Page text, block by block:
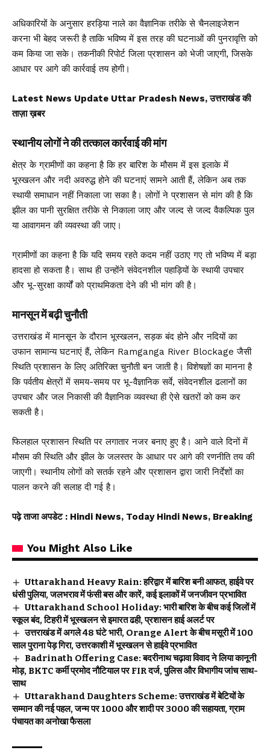
अधिकारियों के अनुसार हरड़िया नाले का वैज्ञानिक तरीके से चैनलाइजेशन
करना भी बेहद जरूरी है ताकि भविष्य में इस तरह की घटनाओं की पुनरावृत्ति को
कम किया जा सके। तकनीकी रिपोर्ट जिला प्रशासन को भेजी जाएगी, जिसके
आधार पर आगे की कार्रवाई तय होगी।
Latest News Update Uttar Pradesh News, उत्तराखंड की
ताज़ा ख़बर
स्थानीय लोगों ने की तत्काल कार्रवाई की मांग
क्षेत्र के ग्रामीणों का कहना है कि हर बारिश के मौसम में इस इलाके में
भूस्खलन और नदी अवरुद्ध होने की घटनाएं सामने आती हैं, लेकिन अब तक
स्थायी समाधान नहीं निकाला जा सका है। लोगों ने प्रशासन से मांग की है कि
झील का पानी सुरक्षित तरीके से निकाला जाए और जल्द से जल्द वैकल्पिक पुल
या आवागमन की व्यवस्था की जाए।
ग्रामीणों का कहना है कि यदि समय रहते कदम नहीं उठाए गए तो भविष्य में बड़ा
हादसा हो सकता है। साथ ही उन्होंने संवेदनशील पहाड़ियों के स्थायी उपचार
और भू-सुरक्षा कार्यों को प्राथमिकता देने की भी मांग की है।
मानसून में बढ़ी चुनौती
उत्तराखंड में मानसून के दौरान भूस्खलन, सड़क बंद होने और नदियों का
उफान सामान्य घटनाएं हैं, लेकिन Ramganga River Blockage जैसी
स्थिति प्रशासन के लिए अतिरिक्त चुनौती बन जाती है। विशेषज्ञों का मानना है
कि पर्वतीय क्षेत्रों में समय-समय पर भू-वैज्ञानिक सर्वे, संवेदनशील ढलानों का
उपचार और जल निकासी की वैज्ञानिक व्यवस्था ही ऐसे खतरों को कम कर
सकती है।
फिलहाल प्रशासन स्थिति पर लगातार नजर बनाए हुए है। आने वाले दिनों में
मौसम की स्थिति और झील के जलस्तर के आधार पर आगे की रणनीति तय की
जाएगी। स्थानीय लोगों को सतर्क रहने और प्रशासन द्वारा जारी निर्देशों का
पालन करने की सलाह दी गई है।
पढ़े ताजा अपडेट : Hindi News, Today Hindi News, Breaking
You Might Also Like
Uttarakhand Heavy Rain: हरिद्वार में बारिश बनी आफत, हाईवे पर
धंसी पुलिया, जलभराव में फंसी बस और कारें, कई इलाकों में जनजीवन प्रभावित
Uttarakhand School Holiday: भारी बारिश के बीच कई जिलों में
स्कूल बंद, टिहरी में भूस्खलन से इमारत ढही, प्रशासन हाई अलर्ट पर
उत्तराखंड में अगले 48 घंटे भारी, Orange Alert के बीच मसूरी में 100
साल पुराना पेड़ गिरा, उत्तरकाशी में भूस्खलन से हाईवे प्रभावित
Badrinath Offering Case: बदरीनाथ चढ़ावा विवाद ने लिया कानूनी
मोड़, BKTC कर्मी प्रमोद नौटियाल पर FIR दर्ज, पुलिस और विभागीय जांच साथ-
साथ
Uttarakhand Daughters Scheme: उत्तराखंड में बेटियों के
सम्मान की नई पहल, जन्म पर ₹1000 और शादी पर ₹3000 की सहायता, ग्राम
पंचायत का अनोखा फैसला